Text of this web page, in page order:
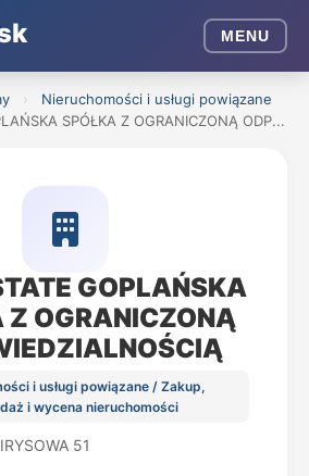
MENU
›
Nieruchomości i usługi powiązane
SPÓŁKA Z OGRANICZONĄ ODP...
GOPLAŃSKA
Z OGRANICZONĄ
i usługi powiązane / Zakup,
i wycena nieruchomości
51